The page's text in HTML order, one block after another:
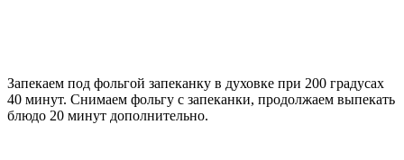
Запекаем под фольгой запеканку в духовке при 200 градусах
40 минут. Снимаем фольгу с запеканки, продолжаем выпекать
блюдо 20 минут дополнительно.